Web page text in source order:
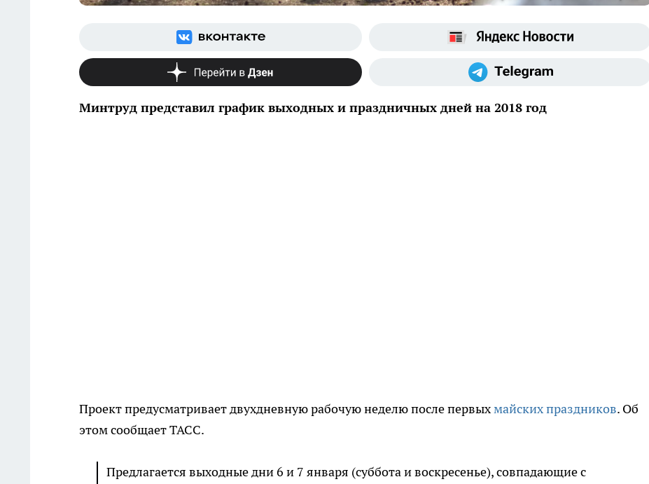
Минтруд представил график выходных и праздничных дней на 2018 год
Проект предусматривает двухдневную рабочую неделю после первыхмайских праздников. Об
этом сообщает ТАСС.
Предлагается выходные дни 6 и 7 января (суббота и воскресенье), совпадающие с